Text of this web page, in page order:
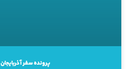
پرونده سفر آذربایجان